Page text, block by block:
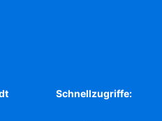
Schnellzugriffe: